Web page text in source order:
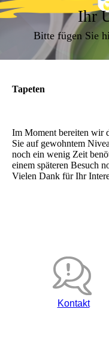
Ihr
Bitte fügen Sie
Tapeten
Im Moment bereiten wir
Sie auf gewohntem
noch ein wenig Zeit
einem späteren Besuch
Vielen Dank für Ihr
Kontakt